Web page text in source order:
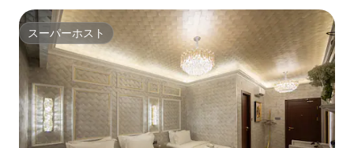
スーパーホスト
スーパーホスト